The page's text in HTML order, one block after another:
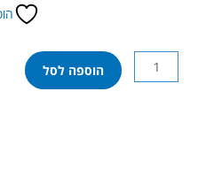
כמות
של
הוספה לסל